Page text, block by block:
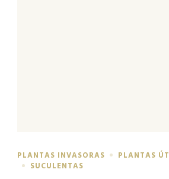
PLANTAS INVASORAS PLANTAS
SUCULENTAS